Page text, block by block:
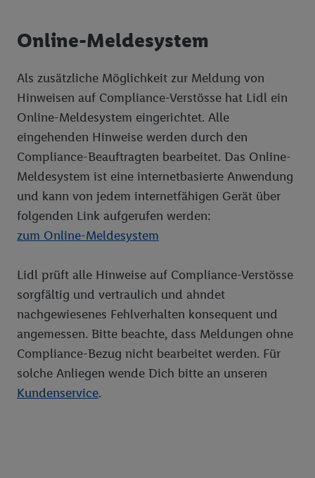
Online-Meldesystem
Als zusätzliche Möglichkeit zur Meldung von
Hinweisen auf Compliance-Verstösse hat Lidl ein
Online-Meldesystem eingerichtet. Alle
eingehenden Hinweise werden durch den
Compliance-Beauftragten bearbeitet. Das Online-
Meldesystem ist eine internetbasierte Anwendung
und kann von jedem internetfähigen Gerät über
folgenden Link aufgerufen werden:
zum Online-Meldesystem
Lidl prüft alle Hinweise auf Compliance-Verstösse
sorgfältig und vertraulich und ahndet
nachgewiesenes Fehlverhalten konsequent und
angemessen. Bitte beachte, dass Meldungen ohne
Compliance-Bezug nicht bearbeitet werden. Für
solche Anliegen wende Dich bitte an unseren
Kundenservice.